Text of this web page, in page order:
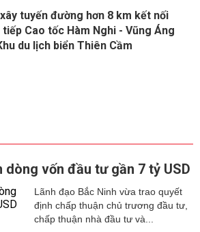
tuyến đường hơn 8 km kết nối
Cao tốc Hàm Nghi - Vũng Áng
du lịch biển Thiên Cầm
dòng vốn đầu tư gần 7 tỷ USD
Lãnh đạo Bắc Ninh vừa trao quyết
định chấp thuận chủ trương đầu tư,
chấp thuận nhà đầu tư và...